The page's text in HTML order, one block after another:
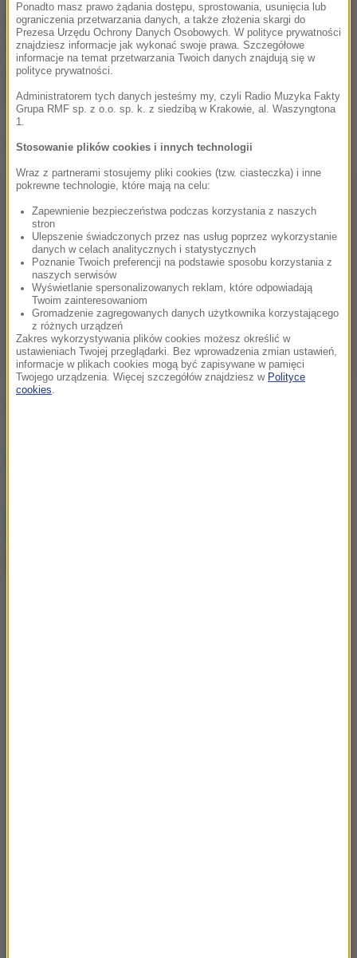
Rozmówcy naszej korespondentki twierdzą, że
Komisja będzie nadal próbować negocjować, bo po
prostu nie chce się narazić Berlinowi. Boi się także
kompromitacji w razie przegranej.
Dalsza część artykułu pod materiałem video:
Ponadto masz prawo żądania dostępu, sprostowania, usunięcia lub
ograniczenia przetwarzania danych, a także złożenia skargi do
Prezesa Urzędu Ochrony Danych Osobowych. W polityce prywatności
znajdziesz informacje jak wykonać swoje prawa. Szczegółowe
informacje na temat przetwarzania Twoich danych znajdują się w
polityce prywatności.
Administratorem tych danych jesteśmy my, czyli Radio Muzyka Fakty
Grupa RMF sp. z o.o. sp. k. z siedzibą w Krakowie, al. Waszyngtona
1.
Stosowanie plików cookies i innych technologii
Wraz z partnerami stosujemy pliki cookies (tzw. ciasteczka) i inne
pokrewne technologie, które mają na celu:
Zapewnienie bezpieczeństwa podczas korzystania z naszych
stron
Ulepszenie świadczonych przez nas usług poprzez wykorzystanie
danych w celach analitycznych i statystycznych
Poznanie Twoich preferencji na podstawie sposobu korzystania z
naszych serwisów
Wyświetlanie spersonalizowanych reklam, które odpowiadają
Twoim zainteresowaniom
Gromadzenie zagregowanych danych użytkownika korzystającego
z różnych urządzeń
Zakres wykorzystywania plików cookies możesz określić w
ustawieniach Twojej przeglądarki. Bez wprowadzenia zmian ustawień,
informacje w plikach cookies mogą być zapisywane w pamięci
Twojego urządzenia. Więcej szczegółów znajdziesz w Polityce
cookies